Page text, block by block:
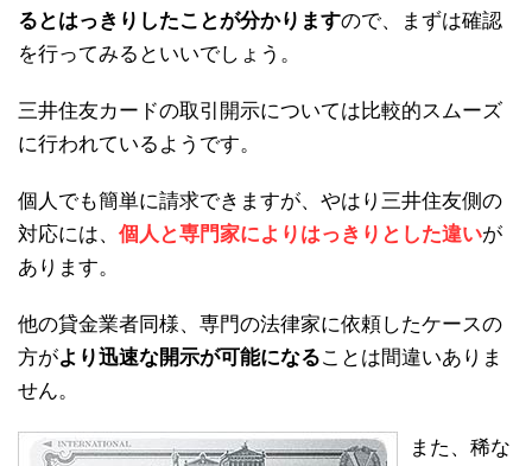
るとはっきりしたことが分かりますので、まずは確認
を行ってみるといいでしょう。
三井住友カードの取引開示については比較的スムーズ
に行われているようです。
個人でも簡単に請求できますが、やはり三井住友側の
対応には、 個人と専門家によりはっきりとした違いが
あります。
他の貸金業者同様、専門の法律家に依頼したケースの
方がより迅速な開示が可能になることは間違いありま
せん。
また、稀な